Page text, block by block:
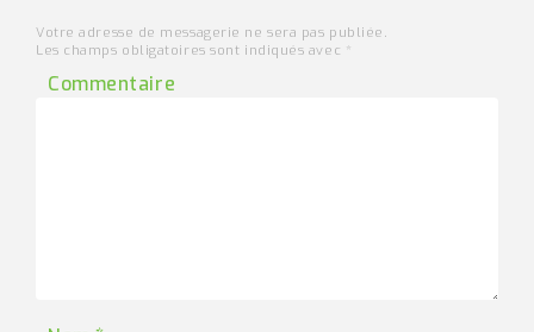
Votre adresse de messagerie ne sera pas publiée.
Les champs obligatoires sont indiqués avec *
Commentaire